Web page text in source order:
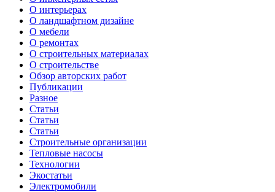
О интерьерах
О ландшафтном дизайне
О мебели
О ремонтах
О строительных материалах
О строительстве
Обзор авторских работ
Публикации
Разное
Статьи
Статьи
Статьи
Строительные организации
Тепловые насосы
Технологии
Экостатьи
Электромобили